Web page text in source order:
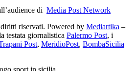
di Media Post Network
riservati. Powered by Mediartika –
testata giornalistica Palermo Post, i
Post, MeridioPost, BombaSicilia